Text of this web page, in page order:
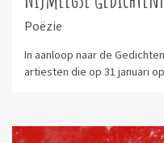
Poëzie
In aanloop naar de
artiesten die op 31 januari